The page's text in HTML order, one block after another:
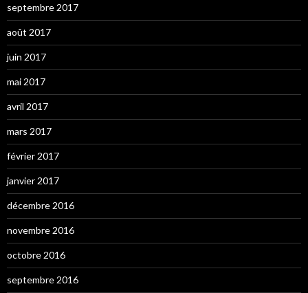
septembre 2017
août 2017
juin 2017
mai 2017
avril 2017
mars 2017
février 2017
janvier 2017
décembre 2016
novembre 2016
octobre 2016
septembre 2016